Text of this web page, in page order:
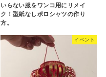
いらない服をワンコ用にリメイ
ク！型紙なしポロシャツの作り
方。
イベント